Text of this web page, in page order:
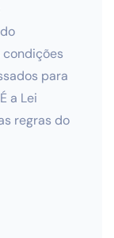
para
a Lei
regras do